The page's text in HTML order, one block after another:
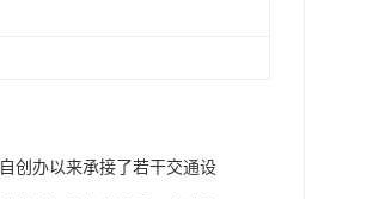
创办以来承接了若干交通设